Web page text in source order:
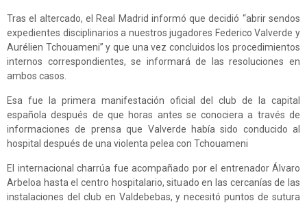
Tras el altercado, el Real Madrid informó que decidió “abrir sendos
expedientes disciplinarios a nuestros jugadores Federico Valverde y
Aurélien Tchouameni” y que una vez concluidos los procedimientos
internos correspondientes, se informará de las resoluciones en
ambos casos.
Esa fue la primera manifestación oficial del club de la capital
española después de que horas antes se conociera a través de
informaciones de prensa que Valverde había sido conducido al
hospital después de una violenta pelea con Tchouameni
El internacional charrúa fue acompañado por el entrenador Álvaro
Arbeloa hasta el centro hospitalario, situado en las cercanías de las
instalaciones del club en Valdebebas, y necesitó puntos de sutura